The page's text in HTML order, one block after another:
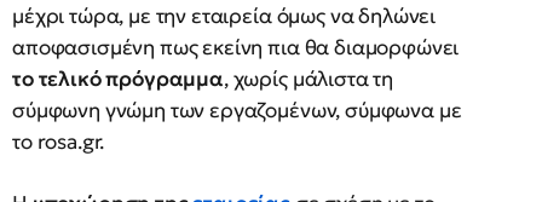
μέχρι τώρα, με την εταιρεία όμως να δηλώνει
αποφασισμένη πως εκείνη πια θα διαμορφώνει
το τελικό πρόγραμμα, χωρίς μάλιστα τη
σύμφωνη γνώμη των εργαζομένων, σύμφωνα με
το rosa.gr.